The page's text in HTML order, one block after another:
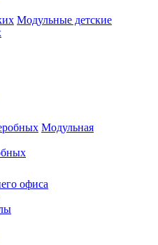
Модульные детские
Модульная
офиса